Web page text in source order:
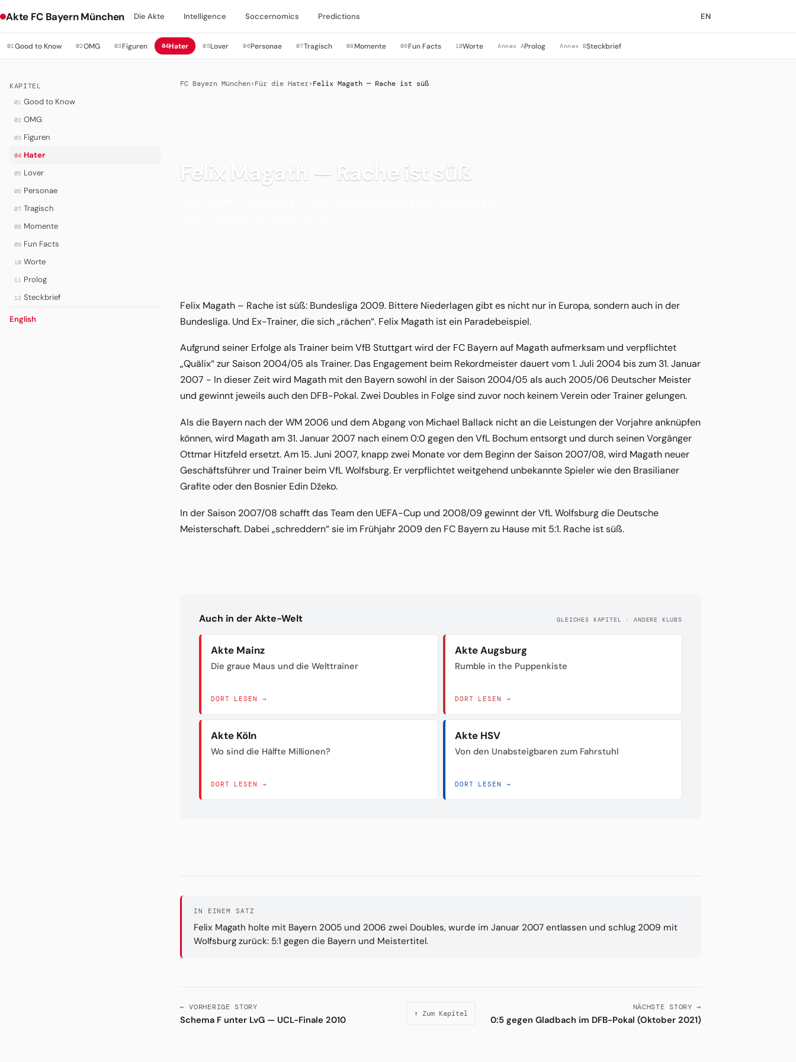
Akte FC Bayern München Die Akte Intelligence Soccernomics Predictions EN
01Good to Know 02OMG 03Figuren 04Hater 05Lover 06Personae 07Tragisch 08Momente 09Fun Facts 10Worte Annex AProlog Annex BSteckbrief
KAPITEL
01 Good to Know
02 OMG
03 Figuren
04 Hater
05 Lover
06 Personae
07 Tragisch
08 Momente
09 Fun Facts
10 Worte
11 Prolog
12 Steckbrief
English
FC Bayern München› Für die Hater› Felix Magath — Rache ist süß
Felix Magath — Rache ist süß
Felix Magath – Rache ist süß: Bundesliga 2009. Bittere Niederlagen gibt es nicht nur in Europa, sondern auch in der
Bundesliga. Und Ex-Trainer, die sich „rächen“. Felix Magath ist ein Paradebeispiel.
Aufgrund seiner Erfolge als Trainer beim VfB Stuttgart wird der FC Bayern auf Magath aufmerksam und verpflichtet
„Quälix“ zur Saison 2004/05 als Trainer. Das Engagement beim Rekordmeister dauert vom 1. Juli 2004 bis zum 31. Januar
2007 - In dieser Zeit wird Magath mit den Bayern sowohl in der Saison 2004/05 als auch 2005/06 Deutscher Meister
und gewinnt jeweils auch den DFB-Pokal. Zwei Doubles in Folge sind zuvor noch keinem Verein oder Trainer gelungen.
Als die Bayern nach der WM 2006 und dem Abgang von Michael Ballack nicht an die Leistungen der Vorjahre anknüpfen
können, wird Magath am 31. Januar 2007 nach einem 0:0 gegen den VfL Bochum entsorgt und durch seinen Vorgänger
Ottmar Hitzfeld ersetzt. Am 15. Juni 2007, knapp zwei Monate vor dem Beginn der Saison 2007/08, wird Magath neuer
Geschäftsführer und Trainer beim VfL Wolfsburg. Er verpflichtet weitgehend unbekannte Spieler wie den Brasilianer
Grafite oder den Bosnier Edin Džeko.
In der Saison 2007/08 schafft das Team den UEFA-Cup und 2008/09 gewinnt der VfL Wolfsburg die Deutsche
Meisterschaft. Dabei „schreddern“ sie im Frühjahr 2009 den FC Bayern zu Hause mit 5:1. Rache ist süß.
Auch in der Akte-Welt GLEICHES KAPITEL · ANDERE KLUBS
Akte Mainz
Die graue Maus und die Welttrainer
DORT LESEN →
Akte Augsburg
Rumble in the Puppenkiste
DORT LESEN →
Akte Köln
Wo sind die Hälfte Millionen?
DORT LESEN →
Akte HSV
Von den Unabsteigbaren zum Fahrstuhl
DORT LESEN →
IN EINEM SATZ
Felix Magath holte mit Bayern 2005 und 2006 zwei Doubles, wurde im Januar 2007 entlassen und schlug 2009 mit
Wolfsburg zurück: 5:1 gegen die Bayern und Meistertitel.
← VORHERIGE STORY
Schema F unter LvG — UCL-Finale 2010
↑ Zum Kapitel
NÄCHSTE STORY →
0:5 gegen Gladbach im DFB-Pokal (Oktober 2021)